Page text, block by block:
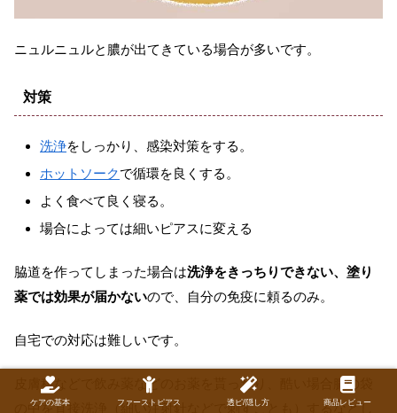
ニュルニュルと膿が出てきている場合が多いです。
対策
洗浄をしっかり、感染対策をする。
ホットソークで循環を良くする。
よく食べて良く寝る。
場合によっては細いピアスに変える
​脇道を作ってしまった場合は洗浄をきっちりできない、塗り
薬では効果が届かないので、自分の免疫に頼るのみ。
自宅での対応は難しいです。
皮膚科などで飲み薬などのお薬を貰ったり、酷い場合膿の袋
の中を直接洗浄（細い注射針などで刺すことも）するなどし
ケアの基本 ファーストピアス 透ピ/隠し方 商品レビュー